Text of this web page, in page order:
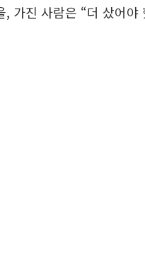
가진 사람은 “더 샀어야